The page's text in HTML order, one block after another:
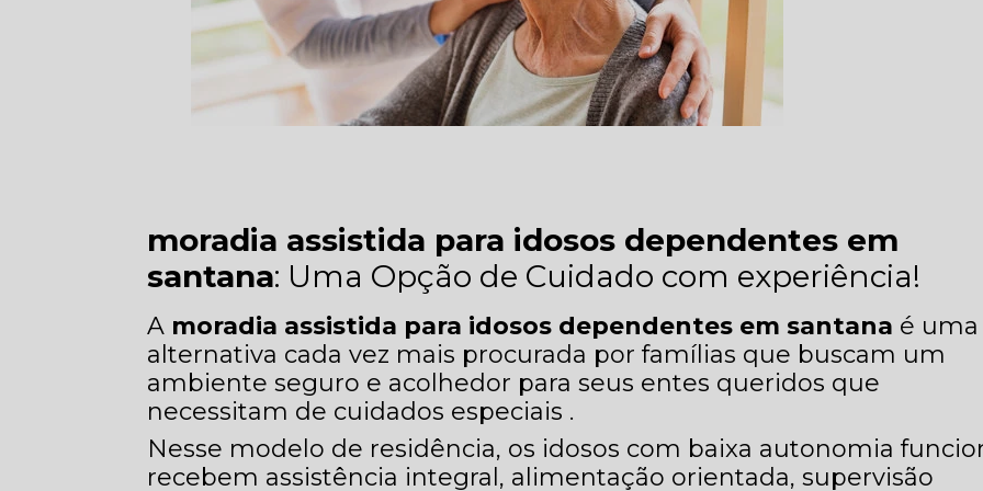
moradia assistida para idosos dependentes em
santana: Uma Opção de Cuidado com experiência!
A moradia assistida para idosos dependentes em santana é uma
alternativa cada vez mais procurada por famílias que buscam um
ambiente seguro e acolhedor para seus entes queridos que
necessitam de cuidados especiais .
Nesse modelo de residência, os idosos com baixa autonomia
recebem assistência integral, alimentação orientada, supervisão